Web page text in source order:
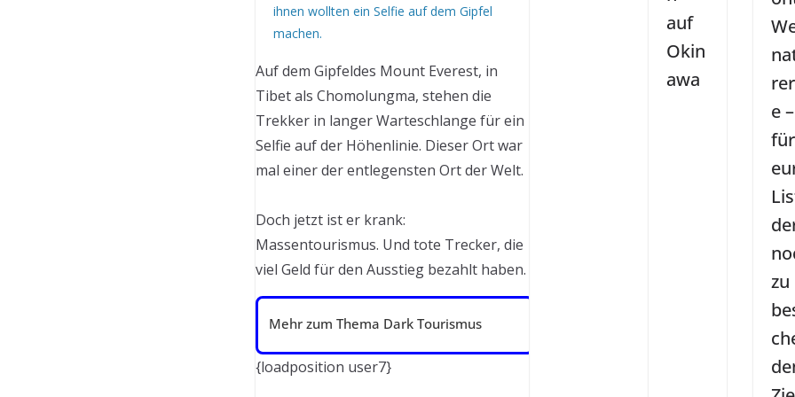
ihnen wollten ein Selfie auf dem Gipfel
machen.
Auf dem Gipfeldes Mount Everest, in
Tibet als Chomolungma, stehen die
Trekker in langer Warteschlange für ein
Selfie auf der Höhenlinie. Dieser Ort war
mal einer der entlegensten Ort der Welt.
Doch jetzt ist er krank:
Massentourismus. Und tote Trecker, die
viel Geld für den Ausstieg bezahlt haben.
Mehr zum Thema Dark Tourismus
{loadposition user7}
auf
Okin
awa
e –
für
zu